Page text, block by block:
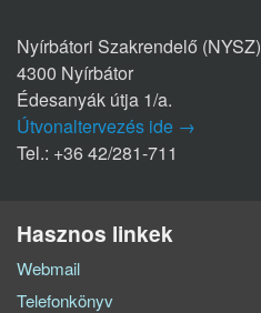
Nyírbátori Szakrendelő (NYSZ)
4300 Nyírbátor
Édesanyák útja 1/a.
Útvonaltervezés ide →
Tel.: +36 42/281-711
Hasznos linkek
Webmail
Telefonkönyv